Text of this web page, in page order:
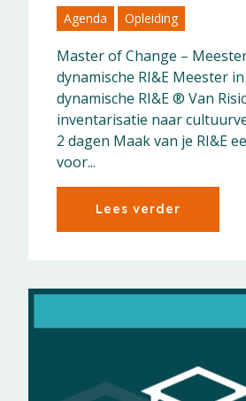
Agenda Opleiding
Master of Change –
dynamische RI&E Meester
dynamische RI&E ® Van
inventarisatie naar
2 dagen Maak van je RI&E
voor...
Lees verder